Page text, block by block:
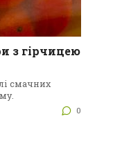
з гірчицею
смачних
0